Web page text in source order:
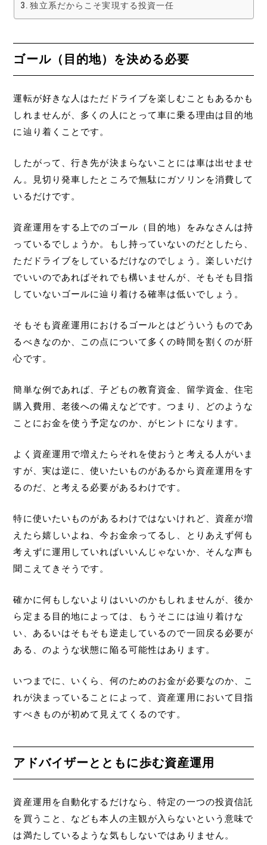
独立系だからこそ実現する投資一任
ゴール（目的地）を決める必要
運転が好きな人はただドライブを楽しむこともあるかも
しれませんが、多くの人にとって車に乗る理由は目的地
に辿り着くことです。
したがって、行き先が決まらないことには車は出せませ
ん。見切り発車したところで無駄にガソリンを消費して
いるだけです。
資産運用をする上でのゴール（目的地）をみなさんは持
っているでしょうか。もし持っていないのだとしたら、
ただドライブをしているだけなのでしょう。楽しいだけ
でいいのであればそれでも構いませんが、そもそも目指
していないゴールに辿り着ける確率は低いでしょう。
そもそも資産運用におけるゴールとはどういうものであ
るべきなのか、この点について多くの時間を割くのが肝
心です。
簡単な例であれば、子どもの教育資金、留学資金、住宅
購入費用、老後への備えなどです。つまり、どのような
ことにお金を使う予定なのか、がヒントになります。
よく資産運用で増えたらそれを使おうと考える人がいま
すが、実は逆に、使いたいものがあるから資産運用をす
るのだ、と考える必要があるわけです。
特に使いたいものがあるわけではないけれど、資産が増
えたら嬉しいよね、今お金余ってるし、とりあえず何も
考えずに運用していればいいんじゃないか、そんな声も
聞こえてきそうです。
確かに何もしないよりはいいのかもしれませんが、後か
ら定まる目的地によっては、もうそこには辿り着けな
い、あるいはそもそも逆走しているので一回戻る必要が
ある、のような状態に陥る可能性はあります。
いつまでに、いくら、何のためのお金が必要なのか、こ
れが決まっていることによって、資産運用において目指
すべきものが初めて見えてくるのです。
アドバイザーとともに歩む資産運用
資産運用を自動化するだけなら、特定の一つの投資信託
を買うこと、なども本人の主観が入らないという意味で
は満たしているような気もしないではありません。